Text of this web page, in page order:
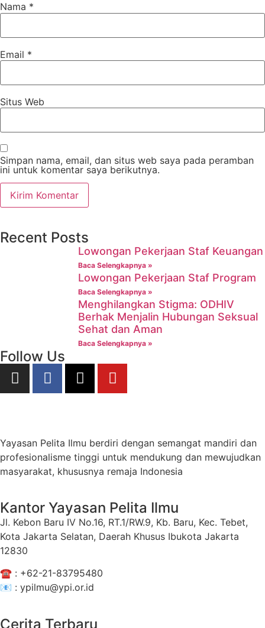
Nama *
Email *
Situs Web
Simpan nama, email, dan situs web saya pada peramban
ini untuk komentar saya berikutnya.
Recent Posts
Lowongan Pekerjaan Staf Keuangan
Baca Selengkapnya »
Lowongan Pekerjaan Staf Program
Baca Selengkapnya »
Menghilangkan Stigma: ODHIV
Berhak Menjalin Hubungan Seksual
Sehat dan Aman
Baca Selengkapnya »
Follow Us
Yayasan Pelita Ilmu berdiri dengan semangat mandiri dan
profesionalisme tinggi untuk mendukung dan mewujudkan
masyarakat, khususnya remaja Indonesia
Kantor Yayasan Pelita Ilmu
Jl. Kebon Baru IV No.16, RT.1/RW.9, Kb. Baru, Kec. Tebet,
Kota Jakarta Selatan, Daerah Khusus Ibukota Jakarta
12830
☎️ : +62-21-83795480
📧 : ypilmu@ypi.or.id
Cerita Terbaru